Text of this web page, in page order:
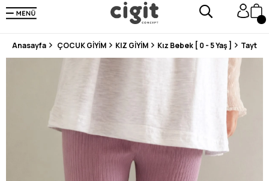
250.000'DEN FAZLA DEĞERLENDİRMEDE 5 ÜZERİNDEN 4.8 PUAN ALDI ⭐⭐⭐⭐⭐
3 MİLYONDAN FAZLA MUTLU MÜŞTERİ ❤️ 10 MİLYON ÜRÜN
Anasayfa ÇOCUK GİYİM KIZ GİYİM Kız Bebek [ 0 - 5 Yaş ] Tayt